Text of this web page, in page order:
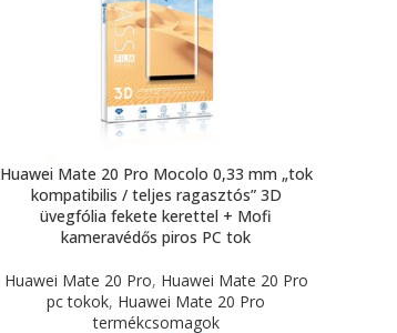
Huawei Mate 20 Pro Mocolo 0,33 mm „tok
kompatibilis / teljes ragasztós” 3D
üvegfólia fekete kerettel + Mofi
kameravédős piros PC tok
Huawei Mate 20 Pro, Huawei Mate 20 Pro
pc tokok, Huawei Mate 20 Pro
termékcsomagok